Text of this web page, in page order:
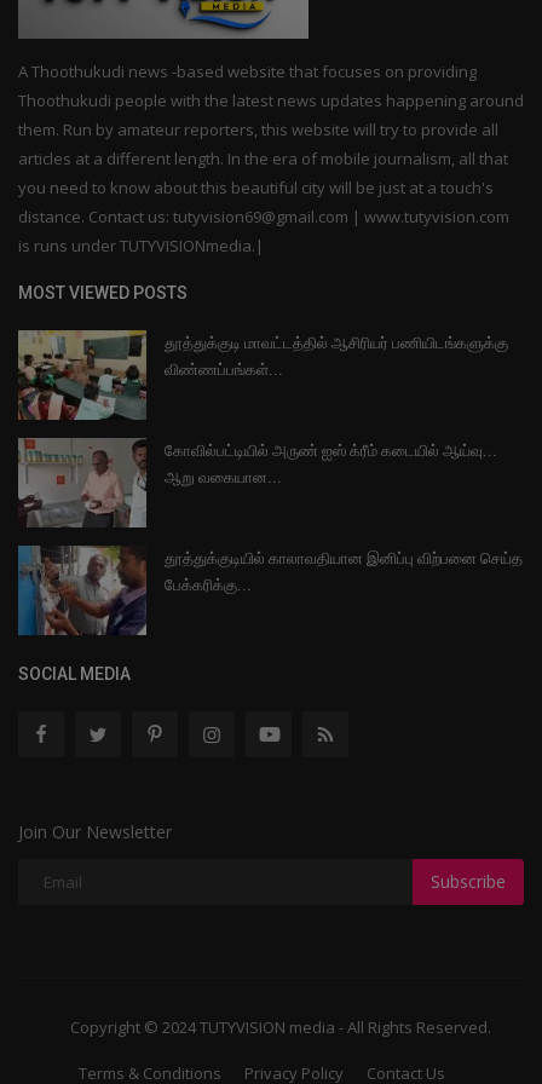
A Thoothukudi news -based website that focuses on providing
Thoothukudi people with the latest news updates happening around
them. Run by amateur reporters, this website will try to provide all
articles at a different length. In the era of mobile journalism, all that
you need to know about this beautiful city will be just at a touch's
distance. Contact us: tutyvision69@gmail.com | www.tutyvision.com
is runs under TUTYVISIONmedia.|
MOST VIEWED POSTS
தூத்துக்குடி மாவட்டத்தில் ஆசிரியர் பணியிடங்களுக்கு
விண்ணப்பங்கள்...
கோவில்பட்டியில் அருண் ஐஸ் க்ரீம் கடையில் ஆய்வு...
ஆறு வகையான...
தூத்துக்குடியில் காலாவதியான இனிப்பு விற்பனை செய்த
பேக்கரிக்கு...
SOCIAL MEDIA
Join Our Newsletter
Subscribe
Copyright © 2024 TUTYVISION media - All Rights Reserved.
Terms & Conditions Privacy Policy Contact Us